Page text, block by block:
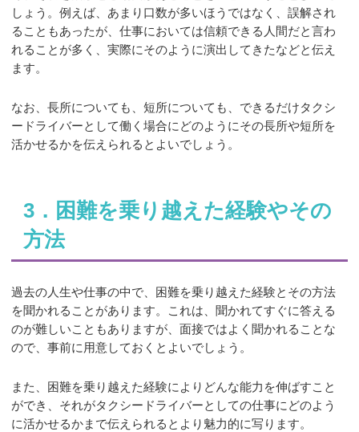
しょう。例えば、あまり口数が多いほうではなく、誤解され
ることもあったが、仕事においては信頼できる人間だと言わ
れることが多く、実際にそのように演出してきたなどと伝え
ます。
なお、長所についても、短所についても、できるだけタクシ
ードライバーとして働く場合にどのようにその長所や短所を
活かせるかを伝えられるとよいでしょう。
3．困難を乗り越えた経験やその
方法
過去の人生や仕事の中で、困難を乗り越えた経験とその方法
を聞かれることがあります。これは、聞かれてすぐに答える
のが難しいこともありますが、面接ではよく聞かれることな
ので、事前に用意しておくとよいでしょう。
また、困難を乗り越えた経験によりどんな能力を伸ばすこと
ができ、それがタクシードライバーとしての仕事にどのよう
に活かせるかまで伝えられるとより魅力的に写ります。